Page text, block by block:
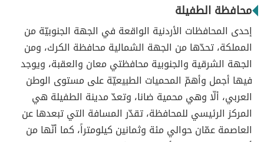
محافظة الطفيلة
إحدى المحافظات الأردنية الواقعة في الجهة الجنوبيّة من
المملكة، تحدّها من الجهة الشمالية محافظة الكرك، ومن
الجهة الشرقية والجنوبية محافظتي معان والعقبة، ويوجد
فيها أجمل وأهمّ المحميات الطبيعيّة على مستوى الوطن
العربي، ألّا وهي محمية ضانا، وتعدّ مدينة الطفيلة هي
المركز الرئيسي للمحافظة، تقدّر المسافة التي تبعدها عن
العاصمة عمّان حوالي مئة وثمانين كيلومتراً، كما أنّها من